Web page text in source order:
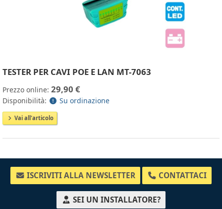
TESTER PER CAVI POE E LAN MT-7063
Prezzo online: 29,90 €
Disponibilità: Su ordinazione
Vai all'articolo
ISCRIVITI ALLA NEWSLETTER CONTATTACI
SEI UN INSTALLATORE?